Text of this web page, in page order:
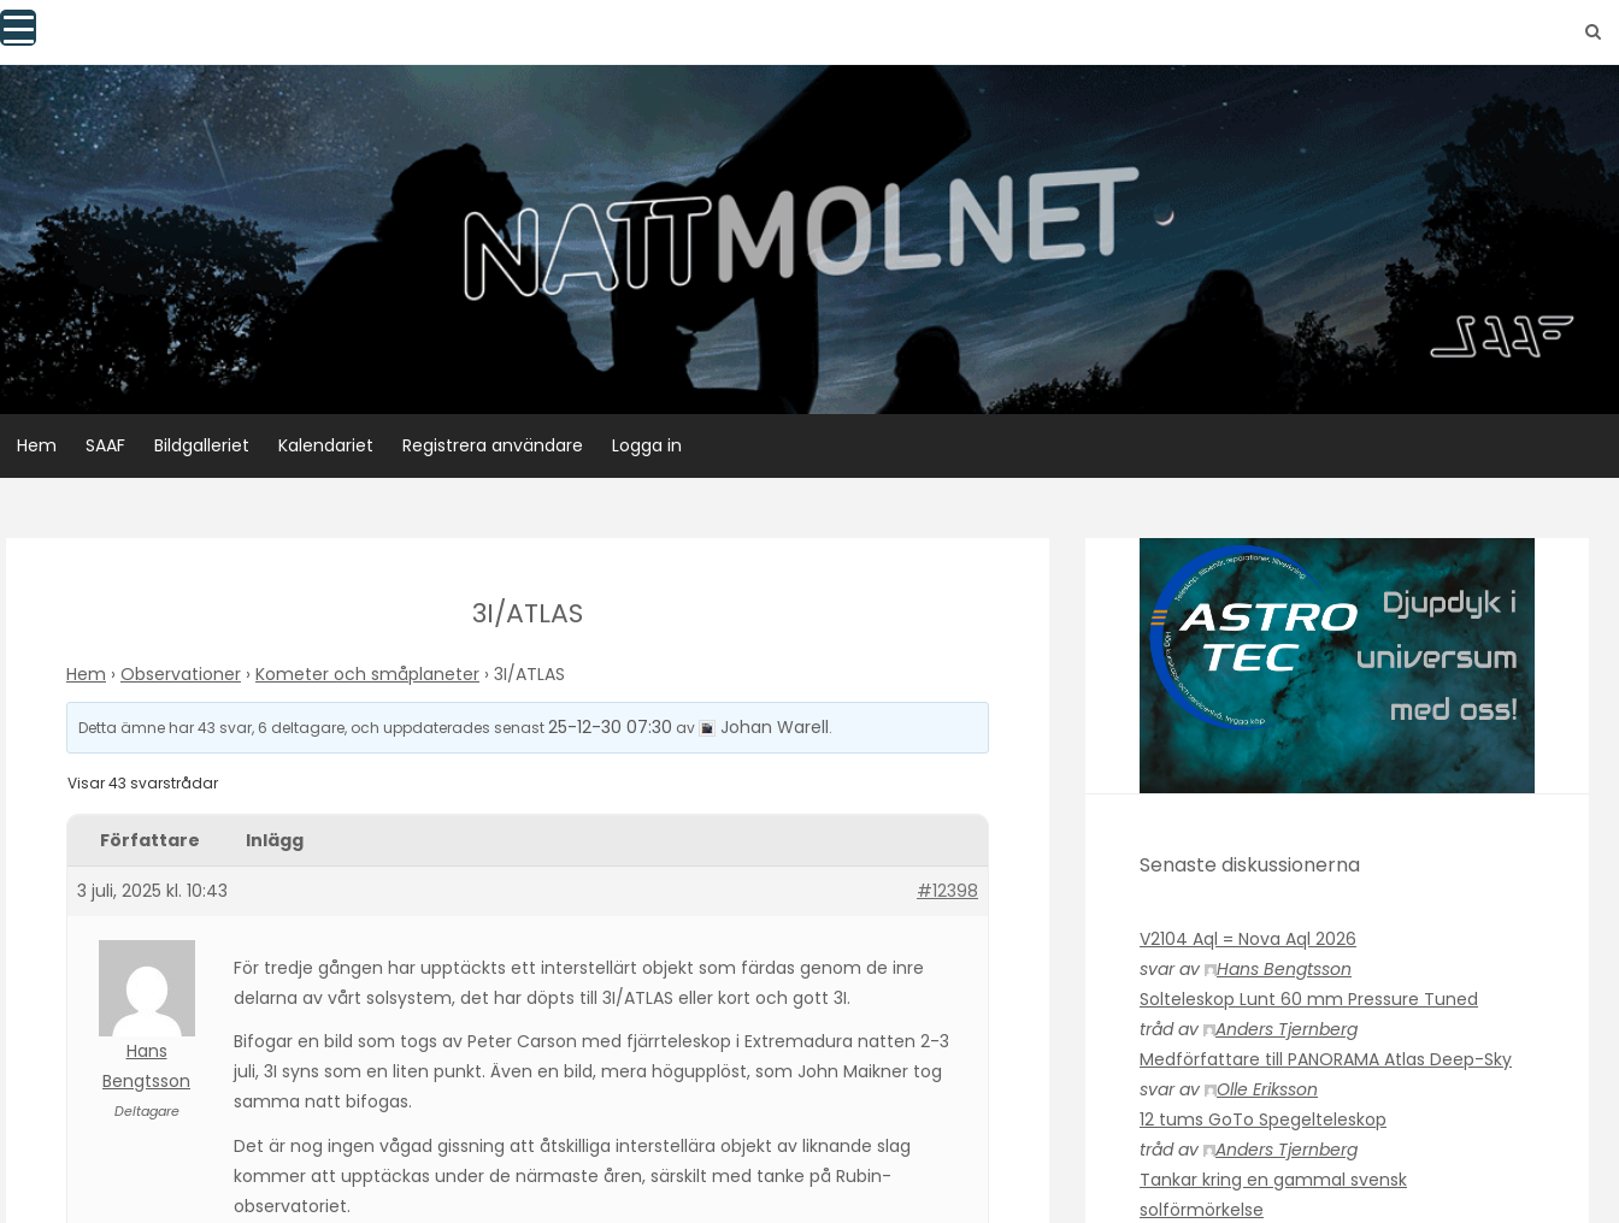
Skip
to
content
Hem SAAF Bildgalleriet Kalendariet Registrera användare Logga in
3I/ATLAS
Hem › Observationer › Kometer och småplaneter › 3I/ATLAS
Detta ämne har 43 svar, 6 deltagare, och uppdaterades senast25-12-30 07:30 av Johan Warell.
Visar 43 svarstrådar
Författare Inlägg
3 juli, 2025 kl. 10:43 #12398
Hans
Bengtsson
Deltagare
För tredje gången har upptäckts ett interstellärt objekt som färdas genom de inre
delarna av vårt solsystem, det har döpts till 3I/ATLAS eller kort och gott 3I.
Bifogar en bild som togs av Peter Carson med fjärrteleskop i Extremadura natten 2-3
juli, 3I syns som en liten punkt. Även en bild, mera högupplöst, som John Maikner tog
samma natt bifogas.
Det är nog ingen vågad gissning att åtskilliga interstellära objekt av liknande slag
kommer att upptäckas under de närmaste åren, särskilt med tanke på Rubin-
observatoriet.
Senaste diskussionerna
V2104 Aql = Nova Aql 2026
svar av
Hans Bengtsson
Solteleskop Lunt 60 mm Pressure Tuned
tråd av
Anders Tjernberg
Medförfattare till PANORAMA Atlas Deep-Sky
svar av
Olle Eriksson
12 tums GoTo Spegelteleskop
tråd av
Anders Tjernberg
Tankar kring en gammal svensk
solförmörkelse